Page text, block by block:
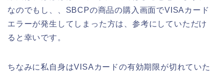
なのでもし、、SBCPの商品の購入画面でVISAカード
エラーが発生してしまった方は、参考にしていただけ
ると幸いです。
ちなみに私自身はVISAカードの有効期限が切れていた